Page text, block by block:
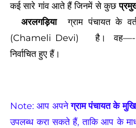
कई सारे गांव आते हैं जिनमें से कुछ
अरलगड़ियाग्राम पंचायतके
(Chameli Devi)
है।
वह—-
निर्वाचित हुए हैं।
Note: आप अपनेग्राम पंचायत के
उपलब्ध करा सकते हैं, ताकि आप के